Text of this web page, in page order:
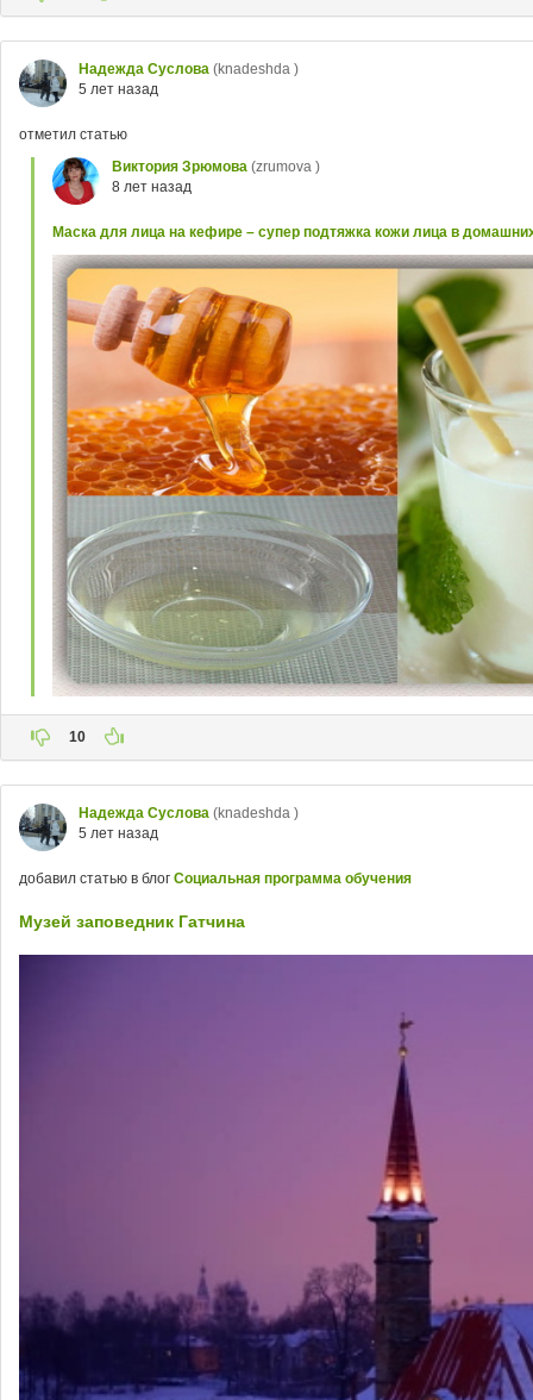
Надежда Суслова (knadeshda )
5 лет назад
отметил статью
Виктория Зрюмова (zrumova )
8 лет назад
Маска для лица на кефире – супер подтяжка кожи лица в
10
Надежда Суслова (knadeshda )
5 лет назад
добавил статью в блог Социальная программа обучения
Музей заповедник Гатчина